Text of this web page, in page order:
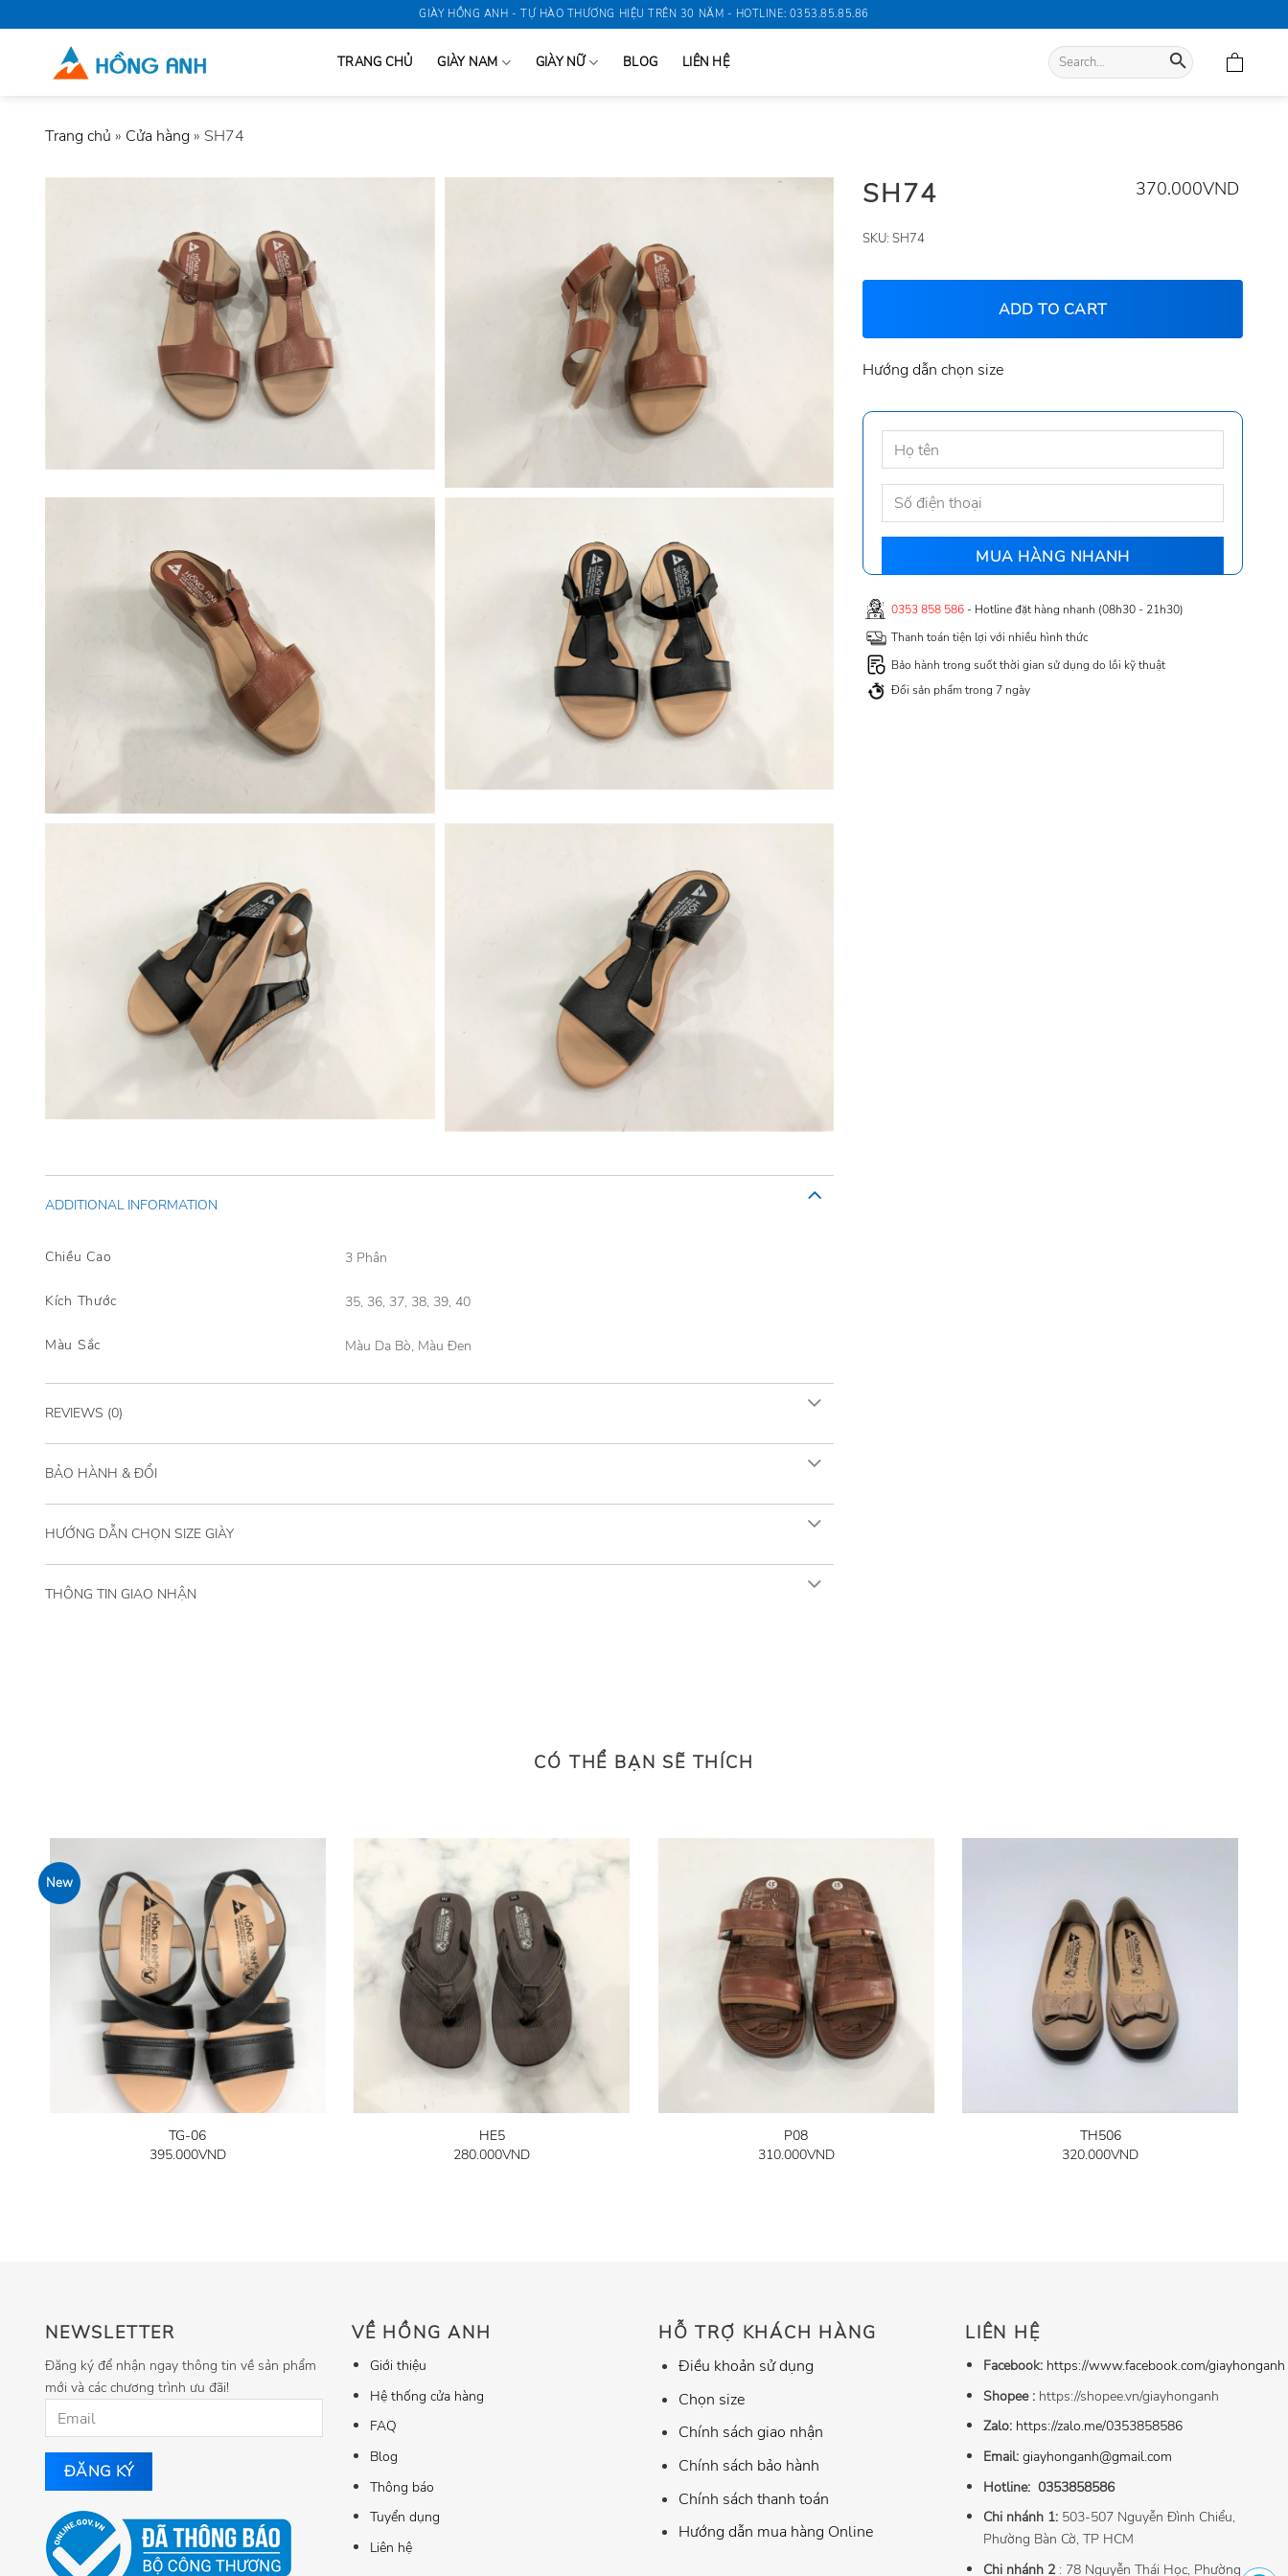
to
GIÀY HỒNG ANH - TỰ HÀO THƯƠNG HIỆU TRÊN 30 NĂM - HOTLINE: 0353.85.85.86
TRANG CHỦ GIÀY NAM GIÀY NỮ BLOG LIÊN HỆ
Search
for:
Trang chủ » Cửa hàng » SH74
ADDITIONAL INFORMATION
Chiều Cao 3 Phân
Kích Thước 35, 36, 37, 38, 39, 40
Màu Sắc Màu Da Bò, Màu Đen
REVIEWS (0)
BẢO HÀNH & ĐỔI
HƯỚNG DẪN CHỌN SIZE GIÀY
THÔNG TIN GIAO NHẬN
SH74 370.000VND
SKU:SH74
ADD TO CART
Hướng dẫn chọn size
0353 858 586 - Hotline đặt hàng nhanh (08h30 - 21h30)
Thanh toán tiện lợi với nhiều hình thức
Bảo hành trong suốt thời gian sử dụng do lỗi kỹ thuật
Đổi sản phẩm trong 7 ngày
CÓ THỂ BẠN SẼ THÍCH
New
TG-06
395.000VND
HE5
280.000VND
P08
310.000VND
TH506
320.000VND
NEWSLETTER
Đăng ký để nhận ngay thông tin về sản phẩm
mới và các chương trình ưu đãi!
VỀ HỒNG ANH
Giới thiệu
Hệ thống cửa hàng
FAQ
Blog
Thông báo
Tuyển dụng
Liên hệ
HỖ TRỢ KHÁCH HÀNG
Điều khoản sử dụng
Chọn size
Chính sách giao nhận
Chính sách bảo hành
Chính sách thanh toán
Hướng dẫn mua hàng Online
LIÊN HỆ
Facebook: https://www.facebook.com/giayhonganh
Shopee : https://shopee.vn/giayhonganh
Zalo: https://zalo.me/0353858586
Email: giayhonganh@gmail.com
Hotline: 0353858586
Chi nhánh 1: 503-507 Nguyễn Đình Chiểu,
Phường Bàn Cờ, TP HCM
Chi nhánh 2: 78 Nguyễn Thái Học, Phường